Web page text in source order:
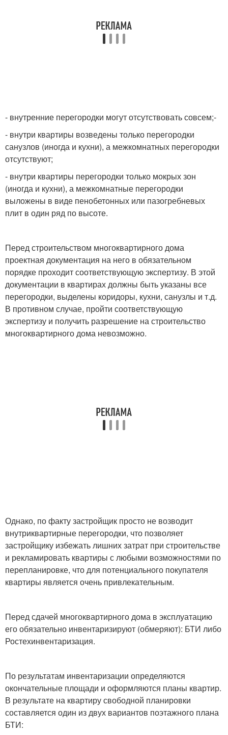
- внутренние перегородки могут отсутствовать совсем;-
- внутри квартиры возведены только перегородки
санузлов (иногда и кухни), а межкомнатных перегородки
отсутствуют;
- внутри квартиры перегородки только мокрых зон
(иногда и кухни), а межкомнатные перегородки
выложены в виде пенобетонных или пазогребневых
плит в один ряд по высоте.
Перед строительством многоквартирного дома
проектная документация на него в обязательном
порядке проходит соответствующую экспертизу. В этой
документации в квартирах должны быть указаны все
перегородки, выделены коридоры, кухни, санузлы и т.д.
В противном случае, пройти соответствующую
экспертизу и получить разрешение на строительство
многоквартирного дома невозможно.
Однако, по факту застройщик просто не возводит
внутриквартирные перегородки, что позволяет
застройщику избежать лишних затрат при строительстве
и рекламировать квартиры с любыми возможностями по
перепланировке, что для потенциального покупателя
квартиры является очень привлекательным.
Перед сдачей многоквартирного дома в эксплуатацию
его обязательно инвентаризируют (обмеряют): БТИ либо
Ростехинвентаризация.
По результатам инвентаризации определяются
окончательные площади и оформляются планы квартир.
В результате на квартиру свободной планировки
составляется один из двух вариантов поэтажного плана
БТИ: